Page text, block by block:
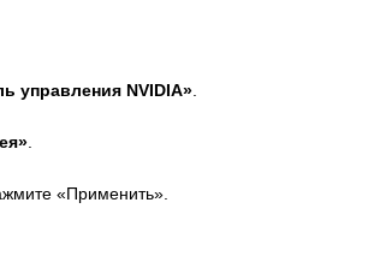
управления NVIDIA».
.
«Применить».